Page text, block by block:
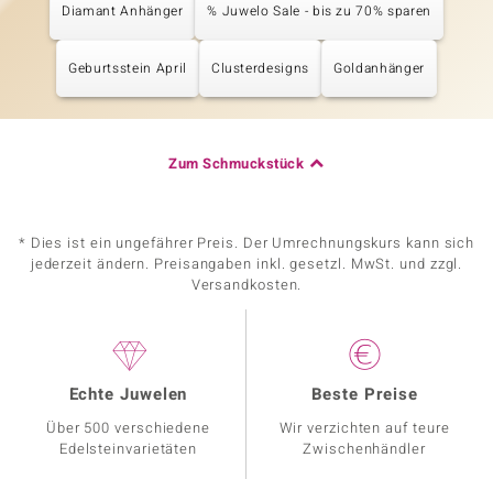
Diamant Anhänger % Juwelo Sale - bis zu 70% sparen
Geburtsstein April Clusterdesigns Goldanhänger
Zum Schmuckstück
* Dies ist ein ungefährer Preis. Der Umrechnungskurs kann sich
jederzeit ändern. Preisangaben inkl. gesetzl. MwSt. und zzgl.
Versandkosten.
Echte Juwelen
Über 500 verschiedene
Edelsteinvarietäten
Beste Preise
Wir verzichten auf teure
Zwischenhändler